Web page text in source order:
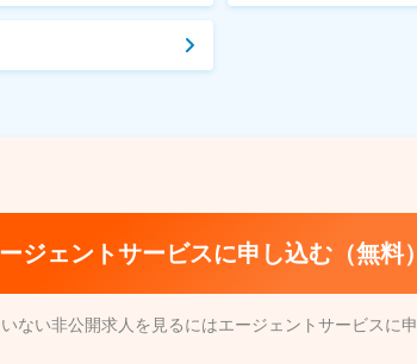
ジェントサービスに申し込む（無料）
ない非公開求人を見るにはエージェントサービスに